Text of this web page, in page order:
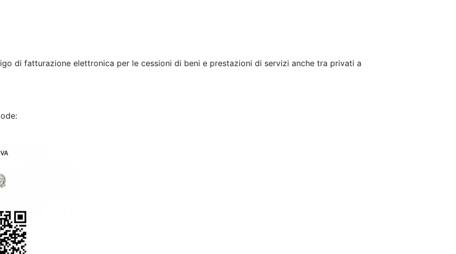
di fatturazione elettronica per le cessioni di beni e prestazioni di servizi anche tra privati a